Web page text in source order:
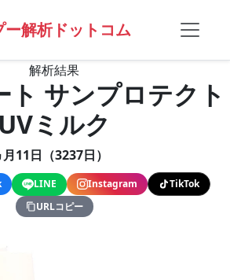
ー解析ドットコム
解析結果
ト サンプロテクト
UVミルク
11日（3237日）
LINE Instagram
TikTok
URLコピー